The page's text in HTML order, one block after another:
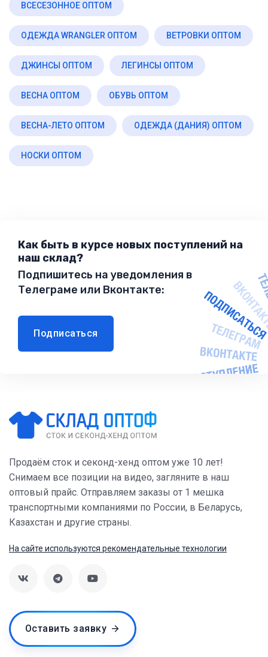
ВСЕСЕЗОННОЕ ОПТОМ
ОДЕЖДА WRANGLER ОПТОМ ВЕТРОВКИ ОПТОМ
ДЖИНСЫ ОПТОМ ЛЕГИНСЫ ОПТОМ
ВЕСНА ОПТОМ ОБУВЬ ОПТОМ
ВЕСНА-ЛЕТО ОПТОМ ОДЕЖДА (ДАНИЯ) ОПТОМ
НОСКИ ОПТОМ
Как быть в курсе новых поступлений на
наш склад?
Подпишитесь на уведомления в
Телеграме или Вконтакте:
Подписаться
Продаём сток и секонд-хенд оптом уже 10 лет!
Снимаем все позиции на видео, загляните в наш
оптовый прайс. Отправляем заказы от 1 мешка
транспортными компаниями по России, в Беларусь,
Казахстан и другие страны.
На сайте используются рекомендательные технологии
Оставить заявку